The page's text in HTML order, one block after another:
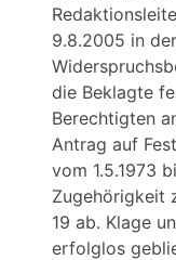
9.8.2005 in
die Beklagte
Berechtigten
Antrag auf
vom 1.5.1973
Zugehörigkeit
19 ab. Klage
erfolglos